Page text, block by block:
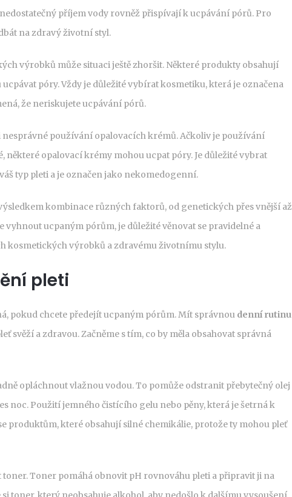
příjem vody rovněž přispívají k ucpávání pórů. Pro
na zdravý životní styl.
výrobků může situaci ještě zhoršit. Některé produkty obsahují
póry. Vždy je důležité vybírat kosmetiku, která je označena
že neriskujete ucpávání pórů.
používání opalovacích krémů. Ačkoliv je používání
některé opalovací krémy mohou ucpat póry. Je důležité vybrat
typ pleti a je označen jako nekomedogenní.
kombinace různých faktorů, od genetických přes vnější až
vyhnout ucpaným pórům, je důležité věnovat se pravidelné a
kosmetických výrobků a zdravému životnímu stylu.
pleti
pokud chcete předejít ucpaným pórům. Mít správnou denní rutinu
svěží a zdravou. Začněme s tím, co by měla obsahovat správná
opláchnout vlažnou vodou. To pomůže odstranit přebytečný olej
noc. Použití jemného čistícího gelu nebo pěny, která je šetrná k
produktům, které obsahují silné chemikálie, protože ty mohou pleť
toner. Toner pomáhá obnovit pH rovnováhu pleti a připravit ji na